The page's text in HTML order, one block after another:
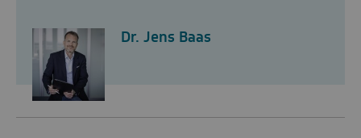
Dr. Jens Baas